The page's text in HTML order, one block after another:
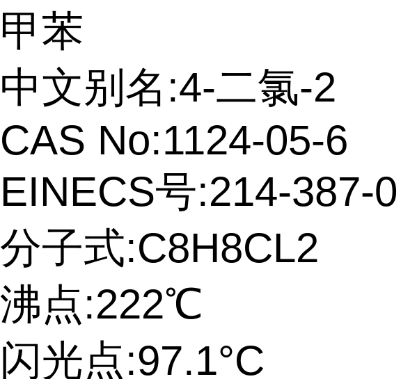
甲苯
中文别名:4-二氯-2
CAS No:1124-05-6
EINECS号:214-387-0
分子式:C8H8CL2
沸点:222℃
闪光点:97.1°C